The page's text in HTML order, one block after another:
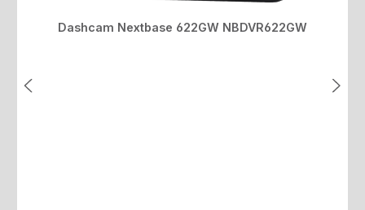
Dashcam Nextbase 622GW NBDVR622GW